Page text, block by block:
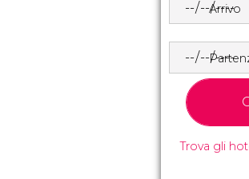
Arrivo
Trova gli